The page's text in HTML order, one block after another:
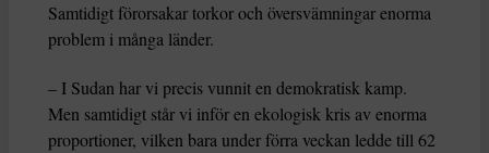
Samtidigt förorsakar torkor och översvämningar enorma
problem i många länder.
– I Sudan har vi precis vunnit en demokratisk kamp.
Men samtidigt står vi inför en ekologisk kris av enorma
proportioner, vilken bara under förra veckan ledde till 62